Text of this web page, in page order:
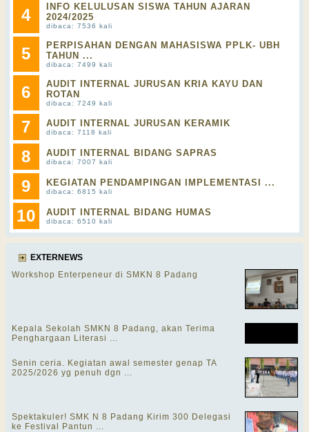
4
INFO KELULUSAN SISWA TAHUN AJARAN
2024/2025
dibaca: 7536 kali
5
PERPISAHAN DENGAN MAHASISWA PPLK- UBH
TAHUN ...
dibaca: 7499 kali
6
AUDIT INTERNAL JURUSAN KRIA KAYU DAN
ROTAN
dibaca: 7249 kali
7 AUDIT INTERNAL JURUSAN KERAMIK
dibaca: 7118 kali
8 AUDIT INTERNAL BIDANG SAPRAS
dibaca: 7007 kali
9 KEGIATAN PENDAMPINGAN IMPLEMENTASI ...
dibaca: 6815 kali
10 AUDIT INTERNAL BIDANG HUMAS
dibaca: 6510 kali
EXTERNEWS
Workshop Enterpeneur di SMKN 8 Padang
Kepala Sekolah SMKN 8 Padang, akan Terima
Penghargaan Literasi ...
Senin ceria. Kegiatan awal semester genap TA
2025/2026 yg penuh dgn ...
Spektakuler! SMK N 8 Padang Kirim 300 Delegasi
ke Festival Pantun ...